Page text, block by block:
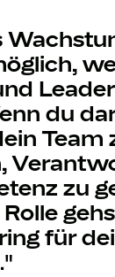
Leader
du
Team
zu
für